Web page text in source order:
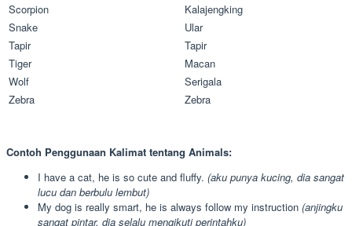
Scorpion
Kalajengking
Snake
Ular
Tapir
Tapir
Tiger
Macan
Wolf
Serigala
Zebra
Zebra
Contoh Penggunaan Kalimat tentang Animals:
I have a cat, he is so cute and fluffy. (aku punya kucing, dia sangat
lucu dan berbulu lembut)
My dog is really smart, he is always follow my instruction (anjingku
sangat pintar, dia selalu mengikuti perintahku)